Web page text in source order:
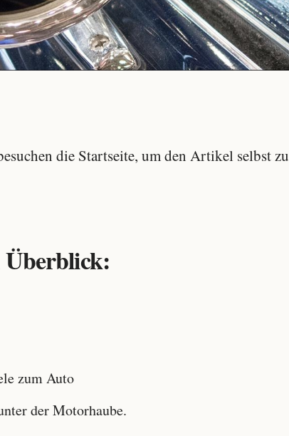
die Startseite, um den Artikel selbst zu
zum Auto
der Motorhaube.